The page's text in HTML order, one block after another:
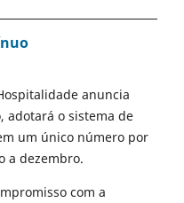
anuncia
adotará o sistema de
um único número por
a dezembro.
com a